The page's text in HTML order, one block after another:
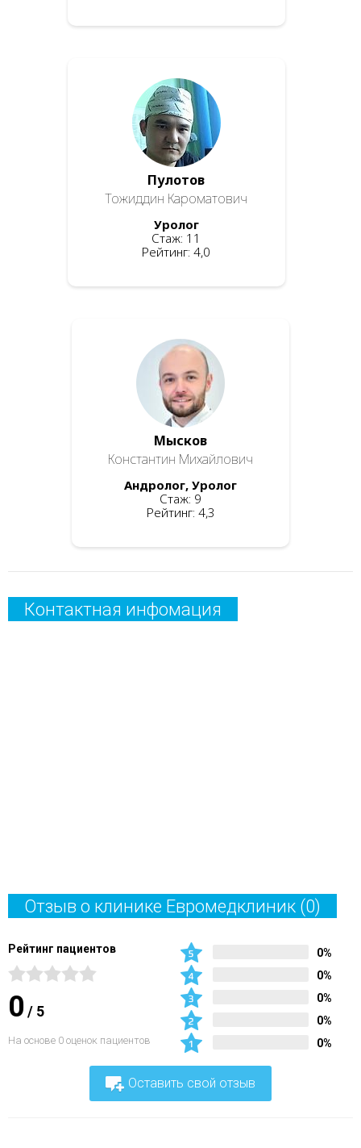
Пулотов
Тожиддин Кароматович
Уролог
Стаж: 11
Рейтинг: 4,0
Мысков
Константин Михайлович
Андролог, Уролог
Стаж: 9
Рейтинг: 4,3
Контактная инфомация
Отзыв о клинике Евромедклиник (0)
Рейтинг пациентов
0 / 5
На основе 0 оценок пациентов
0%
0%
0%
0%
0%
Оставить свой отзыв